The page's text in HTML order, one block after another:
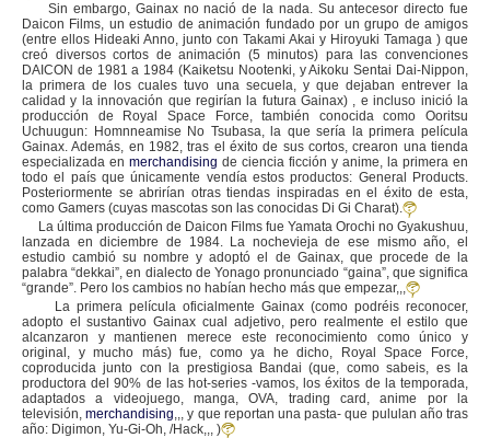
Sin embargo, Gainax no nació de la nada. Su antecesor directo fue
Daicon Films, un estudio de animación fundado por un grupo de amigos
(entre ellos Hideaki Anno, junto con Takami Akai y Hiroyuki Tamaga ) que
creó diversos cortos de animación (5 minutos) para las convenciones
DAICON de 1981 a 1984 (Kaiketsu Nootenki, y Aikoku Sentai Dai-Nippon,
la primera de los cuales tuvo una secuela, y que dejaban entrever la
calidad y la innovación que regirían la futura Gainax) , e incluso inició la
producción de Royal Space Force, también conocida como Ooritsu
Uchuugun: Homnneamise No Tsubasa, la que sería la primera película
Gainax. Además, en 1982, tras el éxito de sus cortos, crearon una tienda
especializada en merchandising de ciencia ficción y anime, la primera en
todo el país que únicamente vendía estos productos: General Products.
Posteriormente se abrirían otras tiendas inspiradas en el éxito de esta,
como Gamers (cuyas mascotas son las conocidas Di Gi Charat).
La última producción de Daicon Films fue Yamata Orochi no Gyakushuu,
lanzada en diciembre de 1984. La nochevieja de ese mismo año, el
estudio cambió su nombre y adoptó el de Gainax, que procede de la
palabra “dekkai”, en dialecto de Yonago pronunciado “gaina”, que significa
“grande”. Pero los cambios no habían hecho más que empezar,,,
La primera película oficialmente Gainax (como podréis reconocer,
adopto el sustantivo Gainax cual adjetivo, pero realmente el estilo que
alcanzaron y mantienen merece este reconocimiento como único y
original, y mucho más) fue, como ya he dicho, Royal Space Force,
coproducida junto con la prestigiosa Bandai (que, como sabeis, es la
productora del 90% de las hot-series -vamos, los éxitos de la temporada,
adaptados a videojuego, manga, OVA, trading card, anime por la
televisión,merchandising,,, y que reportan una pasta- que pululan año tras
año: Digimon, Yu-Gi-Oh, /Hack,,, )